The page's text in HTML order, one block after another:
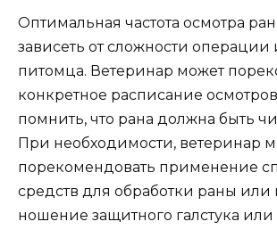
Оптимальная частота осмотра
зависеть от сложности операции
питомца. Ветеринар может
конкретное расписание
помнить, что рана должна быть
При необходимости, ветеринар
порекомендовать применение
средств для обработки раны
ношение защитного галстука или